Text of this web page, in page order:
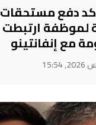
دفع مستحقات
لموظفة ارتبطت
مع إنفانتينو